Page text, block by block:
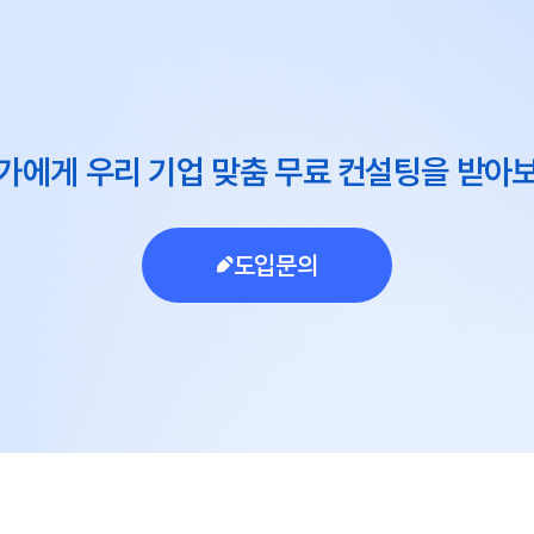
에게 우리 기업 맞춤 무료 컨설팅을 받아
도입문의